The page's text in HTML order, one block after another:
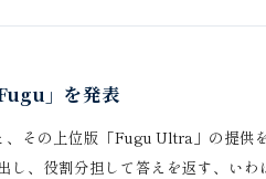
」を発表
その上位版「Fugu Ultra」の提供
、役割分担して答えを返す、い